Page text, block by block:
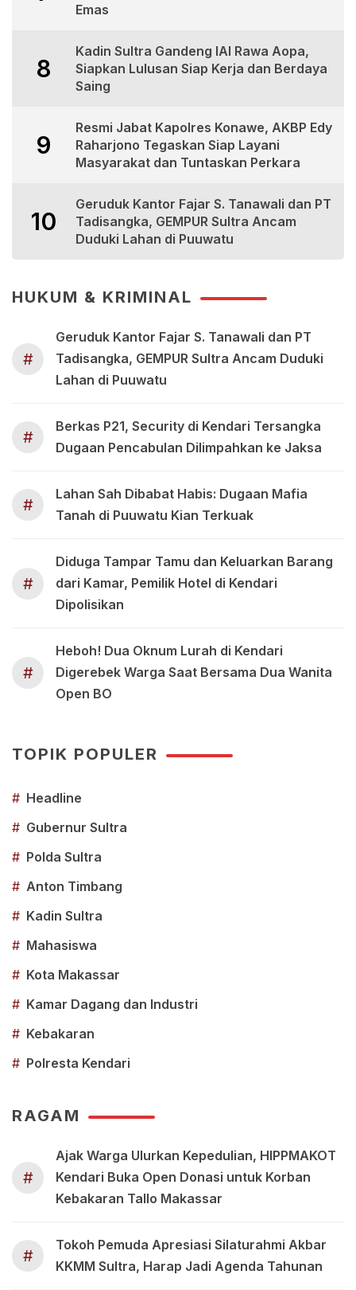
Emas
8
Kadin Sultra Gandeng IAI Rawa Aopa,
Siapkan Lulusan Siap Kerja dan Berdaya
Saing
9
Resmi Jabat Kapolres Konawe, AKBP Edy
Raharjono Tegaskan Siap Layani
Masyarakat dan Tuntaskan Perkara
10
Geruduk Kantor Fajar S. Tanawali dan PT
Tadisangka, GEMPUR Sultra Ancam
Duduki Lahan di Puuwatu
HUKUM & KRIMINAL
#
Geruduk Kantor Fajar S. Tanawali dan PT
Tadisangka, GEMPUR Sultra Ancam Duduki
Lahan di Puuwatu
#
Berkas P21, Security di Kendari Tersangka
Dugaan Pencabulan Dilimpahkan ke Jaksa
#
Lahan Sah Dibabat Habis: Dugaan Mafia
Tanah di Puuwatu Kian Terkuak
#
Diduga Tampar Tamu dan Keluarkan Barang
dari Kamar, Pemilik Hotel di Kendari
Dipolisikan
#
Heboh! Dua Oknum Lurah di Kendari
Digerebek Warga Saat Bersama Dua Wanita
Open BO
TOPIK POPULER
# Headline
# Gubernur Sultra
# Polda Sultra
# Anton Timbang
# Kadin Sultra
# Mahasiswa
# Kota Makassar
# Kamar Dagang dan Industri
# Kebakaran
# Polresta Kendari
RAGAM
#
Ajak Warga Ulurkan Kepedulian, HIPPMAKOT
Kendari Buka Open Donasi untuk Korban
Kebakaran Tallo Makassar
#
Tokoh Pemuda Apresiasi Silaturahmi Akbar
KKMM Sultra, Harap Jadi Agenda Tahunan